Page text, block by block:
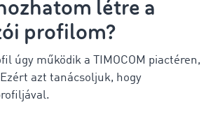
létre a
profilom?
úgy működik a TIMOCOM piactéren,
azt tanácsoljuk, hogy